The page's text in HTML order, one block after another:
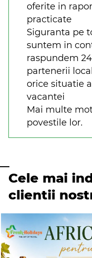
oferite in
practicate
Siguranta pe
suntem in
raspundem
partenerii
orice situatie
vacantei
Mai multe
povestile lor.
Cele mai
clientii